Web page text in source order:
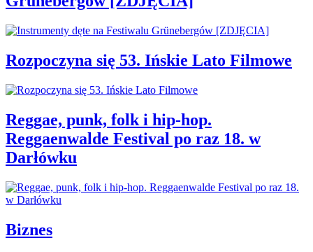
Rozpoczyna się 53. Ińskie Lato Filmowe
Reggae, punk, folk i hip-hop.
Reggaenwalde Festival po raz 18. w
Darłówku
Biznes